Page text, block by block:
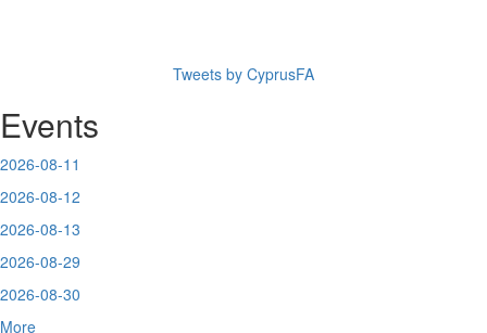
Tweets by CyprusFA
Events
2026-08-11
2026-08-12
2026-08-13
2026-08-29
2026-08-30
More